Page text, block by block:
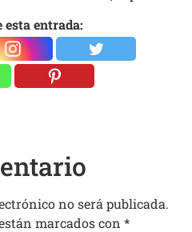
esta entrada:
no será publicada.
marcados con *